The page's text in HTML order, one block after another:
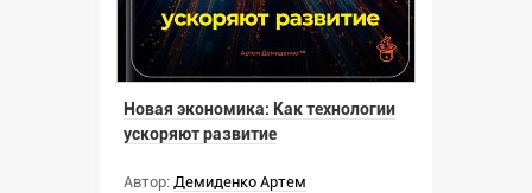
Новая экономика: Как технологии
ускоряют развитие
Автор: Демиденко Артем